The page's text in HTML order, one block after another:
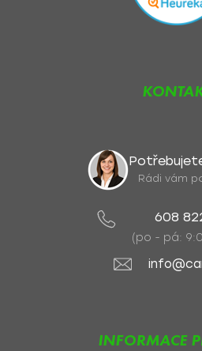
Rádi vám
608
(po - pá:
INFORMACE